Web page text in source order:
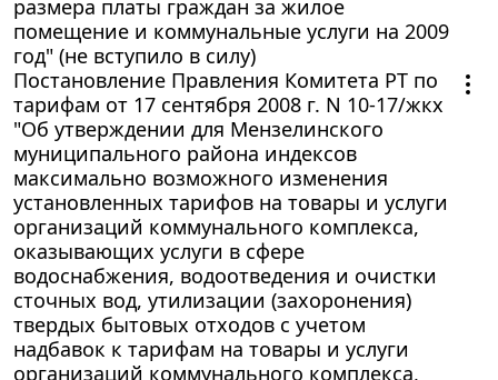
размера платы граждан за жилое
помещение и коммунальные услуги на 2009
год" (не вступило в силу)
Постановление Правления Комитета РТ по
тарифам от 17 сентября 2008 г. N 10-17/жкх
"Об утверждении для Мензелинского
муниципального района индексов
максимально возможного изменения
установленных тарифов на товары и услуги
организаций коммунального комплекса,
оказывающих услуги в сфере
водоснабжения, водоотведения и очистки
сточных вод, утилизации (захоронения)
твердых бытовых отходов с учетом
надбавок к тарифам на товары и услуги
организаций коммунального комплекса,